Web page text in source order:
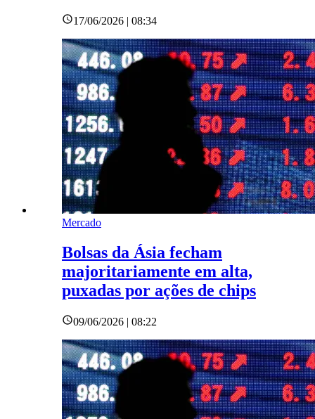
17/06/2026 | 08:34
Mercado
Bolsas da Ásia fecham
majoritariamente em alta,
puxadas por ações de chips
09/06/2026 | 08:22